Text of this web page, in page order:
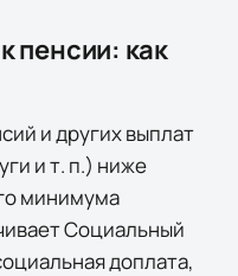
пенсии: как
и других выплат
и т. п.) ниже
минимума
Социальный
доплата,